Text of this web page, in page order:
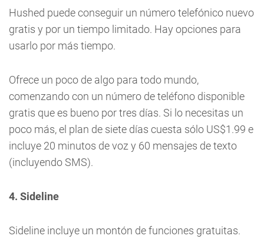
Hushed puede conseguir un número telefónico nuevo
gratis y por un tiempo limitado. Hay opciones para
usarlo por más tiempo.
Ofrece un poco de algo para todo mundo,
comenzando con un número de teléfono disponible
gratis que es bueno por tres días. Si lo necesitas un
poco más, el plan de siete días cuesta sólo US$1.99 e
incluye 20 minutos de voz y 60 mensajes de texto
(incluyendo SMS).
4. Sideline
Sideline incluye un montón de funciones gratuitas.